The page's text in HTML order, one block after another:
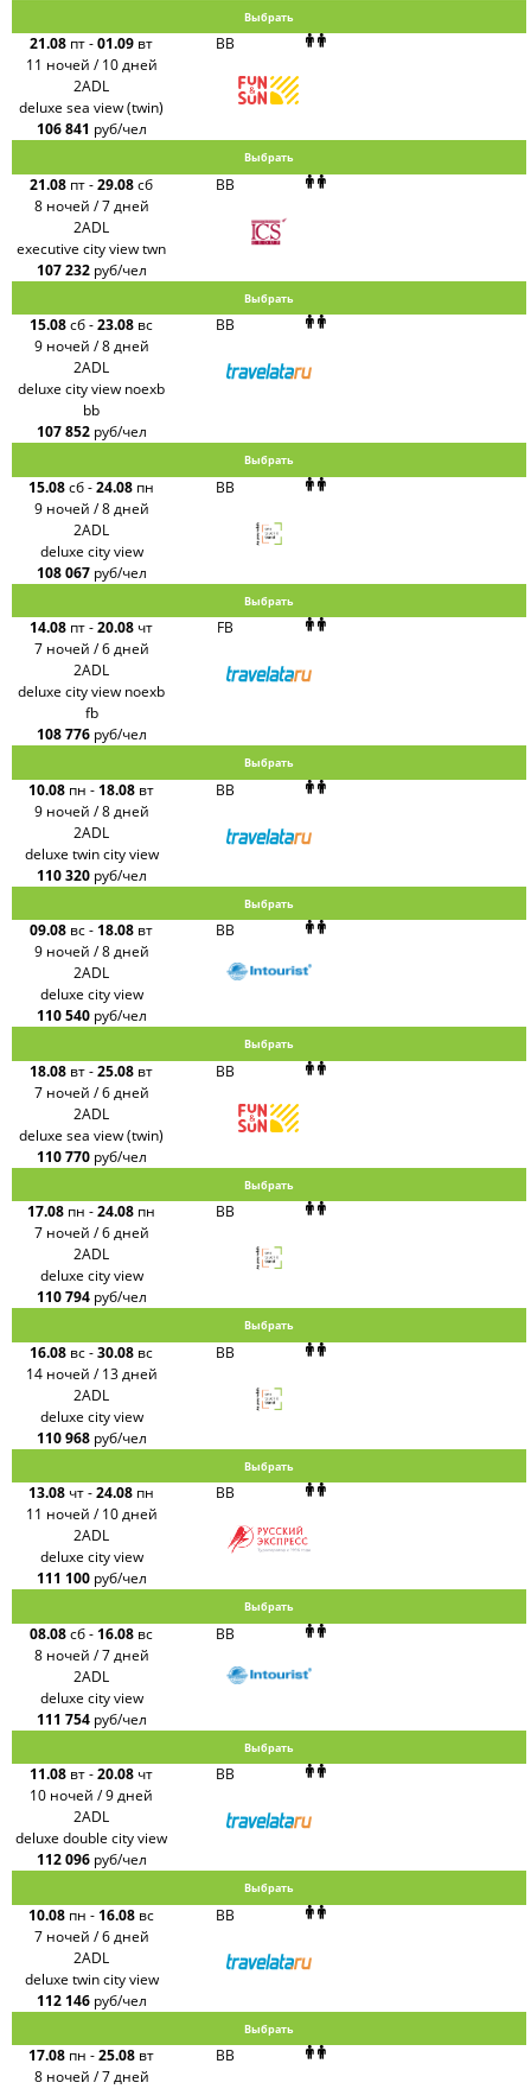
Выбрать
21.08 пт-01.09 вт
11 ночей / 10 дней
BB
2ADL
deluxe sea view (twin)
106 841 руб/чел
Выбрать
21.08 пт-29.08сб
8 ночей / 7 дней
BB
2ADL
executive city view twn
107 232 руб/чел
Выбрать
15.08сб-23.08 вс
9 ночей / 8 дней
BB
2ADL
deluxe city view noexb
bb
107 852 руб/чел
Выбрать
15.08сб-24.08 пн
9 ночей / 8 дней
BB
2ADL
deluxe city view
108 067 руб/чел
Выбрать
14.08 пт-20.08 чт
7 ночей / 6 дней
FB
2ADL
deluxe city view noexb
fb
108 776 руб/чел
Выбрать
10.08 пн - 18.08 вт
9 ночей / 8 дней
BB
2ADL
deluxe twin city view
110 320 руб/чел
Выбрать
09.08 вс- 18.08 вт
9 ночей / 8 дней
BB
2ADL
deluxe city view
110 540 руб/чел
Выбрать
18.08 вт-25.08 вт
7 ночей / 6 дней
BB
2ADL
deluxe sea view (twin)
110 770 руб/чел
Выбрать
17.08 пн -24.08 пн
7 ночей / 6 дней
BB
2ADL
deluxe city view
110 794 руб/чел
Выбрать
16.08 вс-30.08 вс
14 ночей / 13 дней
BB
2ADL
deluxe city view
110 968 руб/чел
Выбрать
13.08 чт-24.08 пн
11 ночей / 10 дней
BB
2ADL
deluxe city view
111 100 руб/чел
Выбрать
08.08сб- 16.08 вс
8 ночей / 7 дней
BB
2ADL
deluxe city view
111 754 руб/чел
Выбрать
11.08 вт-20.08 чт
10 ночей / 9 дней
BB
2ADL
deluxe double city view
112 096 руб/чел
Выбрать
10.08 пн - 16.08 вс
7 ночей / 6 дней
BB
2ADL
deluxe twin city view
112 146 руб/чел
Выбрать
17.08 пн -25.08 вт
8 ночей / 7 дней
BB